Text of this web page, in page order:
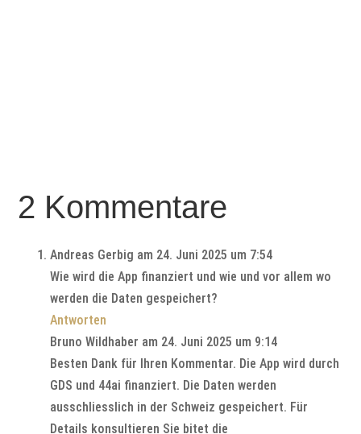
2 Kommentare
Andreas Gerbig am 24. Juni 2025 um 7:54
Wie wird die App finanziert und wie und vor allem wo
werden die Daten gespeichert?
Antworten
Bruno Wildhaber am 24. Juni 2025 um 9:14
Besten Dank für Ihren Kommentar. Die App wird durch
GDS und 44ai finanziert. Die Daten werden
ausschliesslich in der Schweiz gespeichert. Für
Details konsultieren Sie bitet die